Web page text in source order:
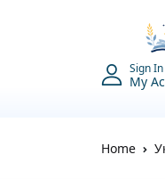
Sign In
My
Home